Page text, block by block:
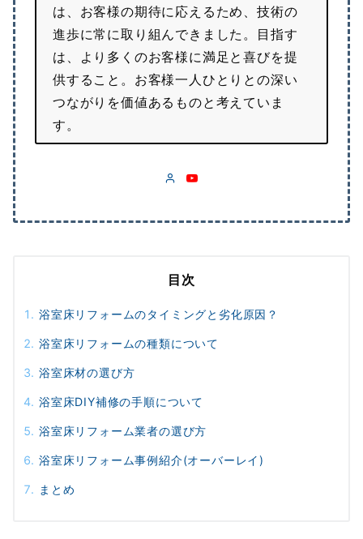
は、お客様の期待に応えるため、技術の
進歩に常に取り組んできました。目指す
は、より多くのお客様に満足と喜びを提
供すること。お客様一人ひとりとの深い
つながりを価値あるものと考えていま
す。
目次
浴室床リフォームのタイミングと劣化原因？
浴室床リフォームの種類について
浴室床材の選び方
浴室床DIY補修の手順について
浴室床リフォーム業者の選び方
浴室床リフォーム事例紹介(オーバーレイ)
まとめ